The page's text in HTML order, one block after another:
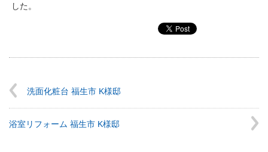
した。
洗面化粧台 福生市 K様邸
浴室リフォーム 福生市 K様邸